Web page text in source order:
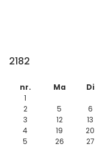
2182
nr. Ma Di
1
2
5 6
3
12 13
4
19 20
5
26 27